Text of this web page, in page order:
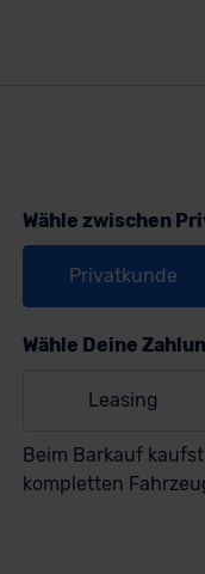
Wähle zwischen
Privatkunde
Wähle Deine
Leasing
Beim Barkauf
kompletten